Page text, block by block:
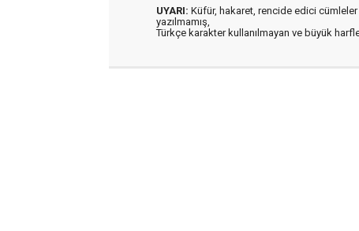
UYARI: Küfür, hakaret, rencide edici cümleler
yazılmamış,
Türkçe karakter kullanılmayan ve büyük